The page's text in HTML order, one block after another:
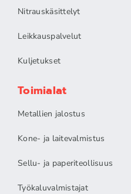
Nitrauskäsittelyt
Leikkauspalvelut
Kuljetukset
Toimialat
Metallien jalostus
Kone- ja laitevalmistus
Sellu- ja paperiteollisuus
Työkaluvalmistajat